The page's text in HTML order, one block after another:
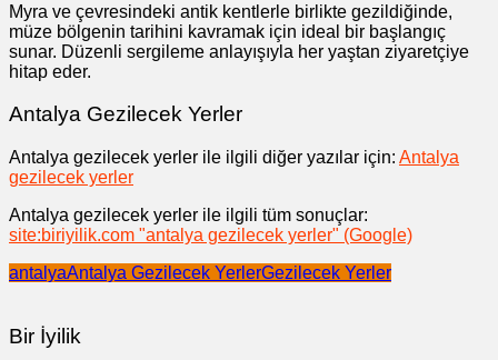
Myra ve çevresindeki antik kentlerle birlikte gezildiğinde,
müze bölgenin tarihini kavramak için ideal bir başlangıç
sunar. Düzenli sergileme anlayışıyla her yaştan ziyaretçiye
hitap eder.
Antalya Gezilecek Yerler
Antalya gezilecek yerler ile ilgili diğer yazılar için: Antalya
gezilecek yerler
Antalya gezilecek yerler ile ilgili tüm sonuçlar:
site:biriyilik.com "antalya gezilecek yerler" (Google)
antalyaAntalya Gezilecek YerlerGezilecek Yerler
Bir İyilik